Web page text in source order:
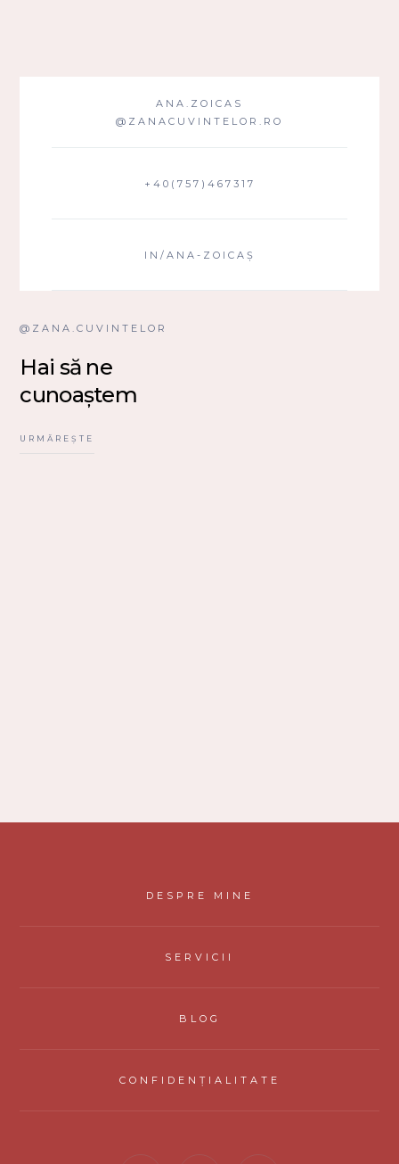
ANA.ZOICAS
@ZANACUVINTELOR.RO
+40(757)467317
IN/ANA-ZOICAȘ
@ZANA.CUVINTELOR
Hai să ne
cunoaștem
URMĂREȘTE
DESPRE MINE
SERVICII
BLOG
CONFIDENȚIALITATE